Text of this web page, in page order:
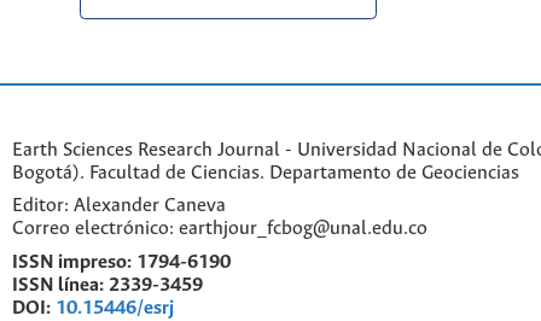
Earth Sciences Research Journal - Universidad Nacional de
Bogotá). Facultad de Ciencias. Departamento de Geociencias
Editor: Alexander Caneva
Correo electrónico: earthjour_fcbog@unal.edu.co
ISSN impreso: 1794-6190
ISSN línea: 2339-3459
DOI: 10.15446/esrj